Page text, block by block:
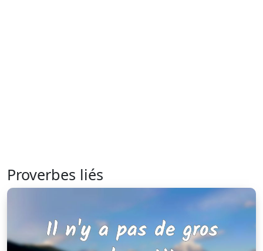
Proverbes liés